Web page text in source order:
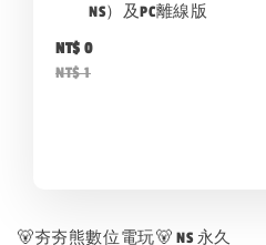
NS）及PC離線版
NT$ 0
NT$ 1
🐻夯夯熊數位電玩🐻 NS 永久